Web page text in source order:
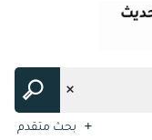
بحث متقدم